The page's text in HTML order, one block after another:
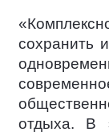
сохранить
отдыха. В